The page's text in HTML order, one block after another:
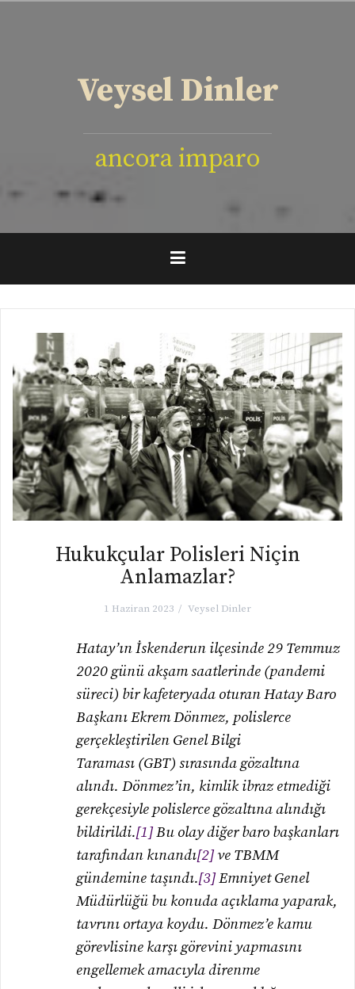
Veysel Dinler
ancora imparo
Hukukçular Polisleri Niçin
Anlamazlar?
1 Haziran 2023 Veysel Dinler
Hatay’ın İskenderun ilçesinde 29 Temmuz
2020 günü akşam saatlerinde (pandemi
süreci) bir kafeteryada oturan Hatay Baro
Başkanı Ekrem Dönmez, polislerce
gerçekleştirilen Genel Bilgi
Taraması (GBT) sırasında gözaltına
alındı. Dönmez’in, kimlik ibraz etmediği
gerekçesiyle polislerce gözaltına alındığı
bildirildi.[1]Bu olay diğer baro başkanları
tarafından kınandı[2]ve TBMM
gündemine taşındı.[3]Emniyet Genel
Müdürlüğü bu konuda açıklama yaparak,
tavrını ortaya koydu. Dönmez’e kamu
görevlisine karşı görevini yapmasını
engellemek amacıyla direnme